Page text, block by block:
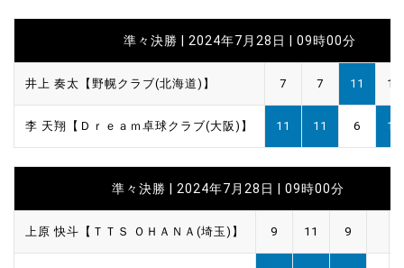
準々決勝 | 2024年7月28日 | 09時00分
井上 奏太【野幌クラブ(北海道)】 7 7 11 10
李 天翔【Ｄｒｅａｍ卓球クラブ(大阪)】 11 11 6 12
準々決勝 | 2024年7月28日 | 09時00分
上原 快斗【ＴＴＳ ＯＨＡＮＡ(埼玉)】 9 11 9